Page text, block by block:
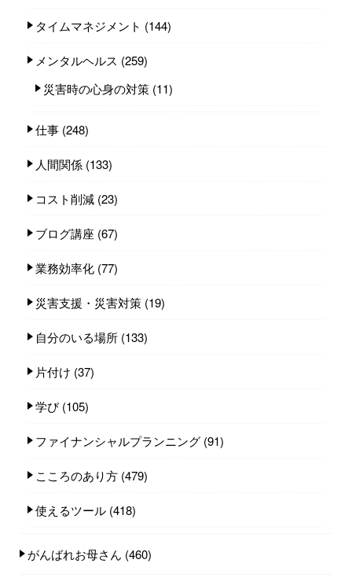
タイムマネジメント (144)
メンタルヘルス (259)
災害時の心身の対策 (11)
仕事 (248)
人間関係 (133)
コスト削減 (23)
ブログ講座 (67)
業務効率化 (77)
災害支援・災害対策 (19)
自分のいる場所 (133)
片付け (37)
学び(105)
ファイナンシャルプランニング (91)
こころのあり方 (479)
使えるツール (418)
がんばれお母さん (460)